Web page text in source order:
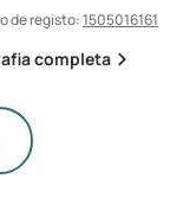
de registo:1505016161
completa